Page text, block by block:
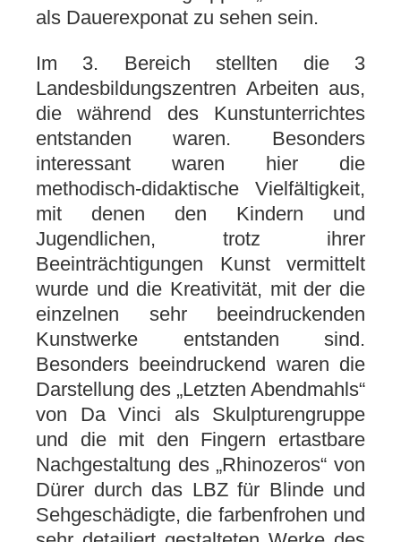
als Dauerexponat zu sehen sein.
Im 3. Bereich stellten die 3
Landesbildungszentren Arbeiten aus,
die während des Kunstunterrichtes
entstanden waren. Besonders
interessant waren hier die
methodisch-didaktische Vielfältigkeit,
mit denen den Kindern und
Jugendlichen, trotz ihrer
Beeinträchtigungen Kunst vermittelt
wurde und die Kreativität, mit der die
einzelnen sehr beeindruckenden
Kunstwerke entstanden sind.
Besonders beeindruckend waren die
Darstellung des „Letzten Abendmahls“
von Da Vinci als Skulpturengruppe
und die mit den Fingern ertastbare
Nachgestaltung des „Rhinozeros“ von
Dürer durch das LBZ für Blinde und
Sehgeschädigte, die farbenfrohen und